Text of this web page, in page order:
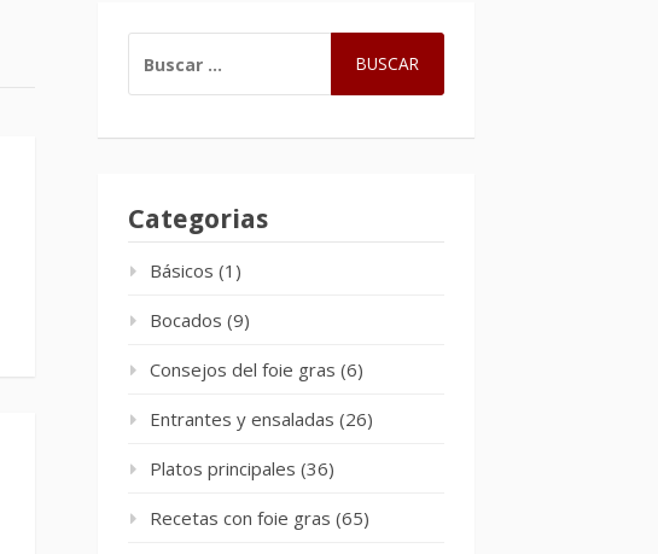
Categorias
Básicos (1)
Bocados (9)
Consejos del foie gras (6)
Entrantes y ensaladas (26)
Platos principales (36)
Recetas con foie gras (65)